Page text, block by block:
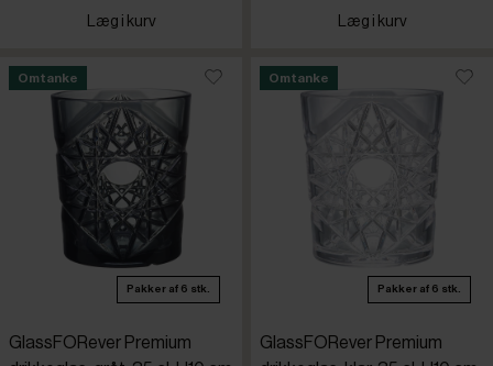
Duralex
Læg i kurv
Læg i kurv
Omtanke
Pakker af 6 stk.
GlassFORever Premium
Omtanke
Pakker af 6 stk.
GlassFORever Premium